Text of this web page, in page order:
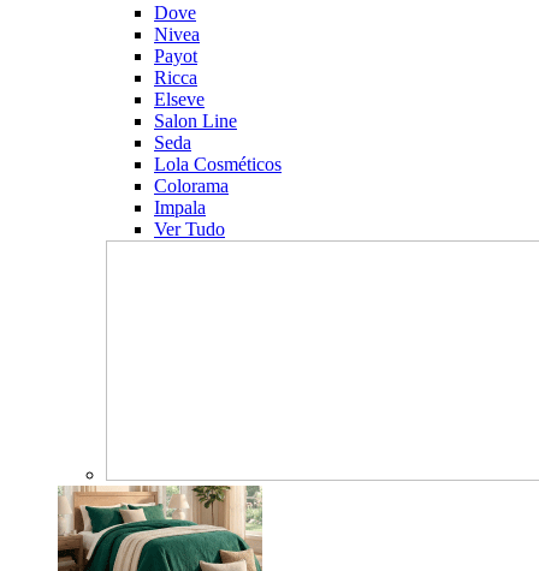
Dove
Nivea
Payot
Ricca
Elseve
Salon Line
Seda
Lola Cosméticos
Colorama
Impala
Ver Tudo